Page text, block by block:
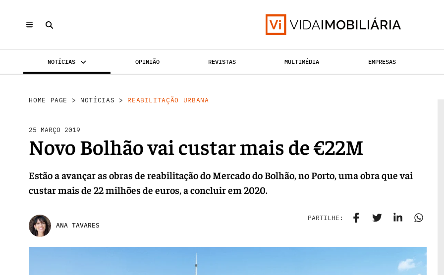
NOTÍCIAS OPINIÃO REVISTAS MULTIMÉDIA EMPRESAS
HOME PAGE > NOTÍCIAS > REABILITAÇÃO URBANA
25 MARÇO 2019
Novo Bolhão vai custar mais de €22M
Estão a avançar as obras de reabilitação do Mercado do Bolhão, no Porto, uma obra que vai
custar mais de 22 milhões de euros, a concluir em 2020.
ANA TAVARES
PARTILHE: